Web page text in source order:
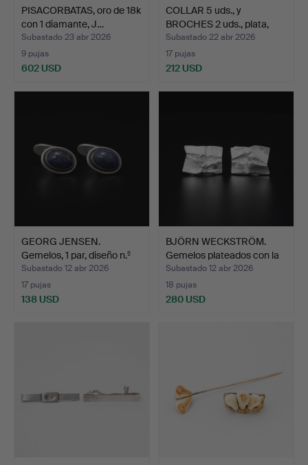
PISACORBATAS, oro de 18k
con 1 diamante, J…
Subastado 23 abr 2026
9 pujas
602 USD
COLLAR 5 uds., y
BROCHES 2 uds., plata,
pe…
Subastado 22 abr 2026
17 pujas
212 USD
GEORG JENSEN.
Gemelos, 1 par, diseño n.º
4…
Subastado 12 abr 2026
17 pujas
138 USD
BJÖRN WECKSTRÖM.
Gemelos plateados con la
…
Subastado 12 abr 2026
18 pujas
280 USD